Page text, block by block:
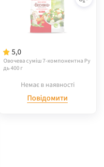
5,0
Овочева суміш 7-компонентна Ру
дь 400 г
Немає в наявності
Повідомити